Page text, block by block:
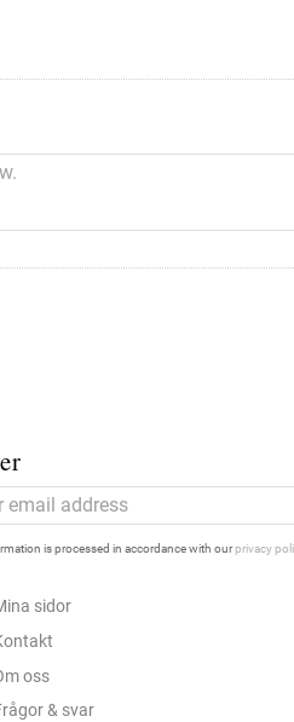
is processed in accordance with ourprivacy
sidor
oss
& svar